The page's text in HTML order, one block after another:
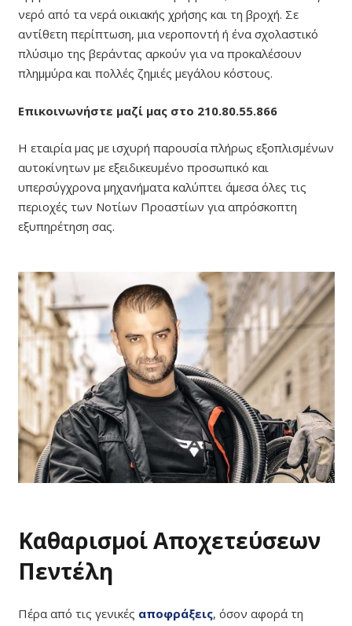
νερό από τα νερά οικιακής χρήσης και τη βροχή. Σε
αντίθετη περίπτωση, μια νεροποντή ή ένα σχολαστικό
πλύσιμο της βεράντας αρκούν για να προκαλέσουν
πλημμύρα και πολλές ζημιές μεγάλου κόστους.
Επικοινωνήστε μαζί μας στο 210.80.55.866
Η εταιρία μας με ισχυρή παρουσία πλήρως εξοπλισμένων
αυτοκίνητων με εξειδικευμένο προσωπικό και
υπερσύγχρονα μηχανήματα καλύπτει άμεσα όλες τις
περιοχές των Νοτίων Προαστίων για απρόσκοπτη
εξυπηρέτηση σας.
Καθαρισμοί Αποχετεύσεων
Πεντέλη
Πέρα από τις γενικές αποφράξεις, όσον αφορά τη